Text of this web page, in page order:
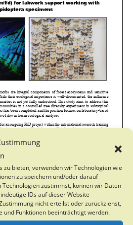
zu bieten, verwenden wir Technologien wie
zu speichern und/oder darauf
zustimmst, können wir Daten
IDs auf dieser Website
nicht erteilst oder zurückziehst,
und Funktionen beeinträchtigt werden.